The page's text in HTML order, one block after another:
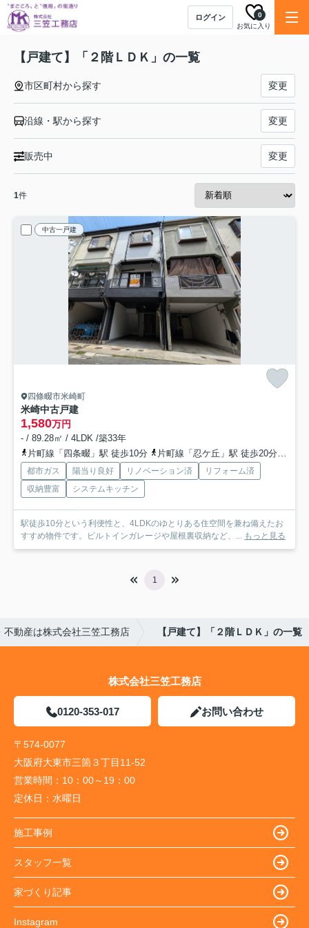
ログイン
お気に入り
0
【戸建て】「２階ＬＤＫ」の一覧
市区町村から探す 変更
沿線・駅から探す 変更
販売中 変更
1件
中古一戸建
四條畷市米崎町
米崎中古戸建
1,580万円
- / 89.28㎡ / 4LDK /築33年
片町線「四条畷」駅 徒歩10分
片町線「忍ケ丘」駅 徒歩20分
都市ガス 陽当り良好 リノベーション済
リフォーム済
収納豊富
システムキッチン
駅徒歩10分という利便性と、4LDKのゆとりある住空間を兼ね備えたお
すすめ物件です。ビルトインガレージや屋根裏収納など、... もっと見る
1
動産は株式会社三笠工務店 【戸建て】「２階ＬＤＫ」の一覧
株式会社三笠工務店
0120-353-017 お問い合わせ
〒574-0077
大阪府大東市三箇３丁目11-52
営業時間： 10：00～19：00
定休日： 水曜日
施工事例
スタッフ一覧
家づくり記事
Instagram